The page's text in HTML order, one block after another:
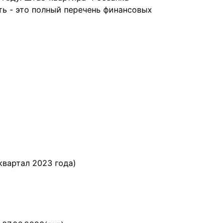
- это полный перечень финансовых
2023 года)